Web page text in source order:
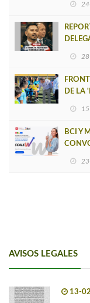
DE LA
BCI Y
AVISOS LEGALES
13-